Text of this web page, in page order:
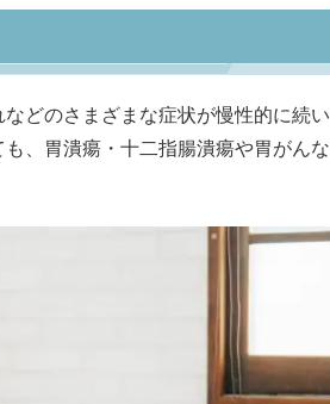
どのさまざまな症状が慢性的に続い
、胃潰瘍・十二指腸潰瘍や胃がんな